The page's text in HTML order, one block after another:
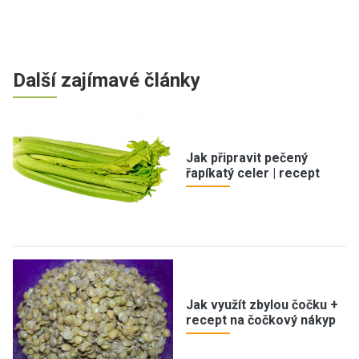
Další zajímavé články
Jak připravit pečený
řapíkatý celer | recept
Jak využít zbylou čočku +
recept na čočkový nákyp